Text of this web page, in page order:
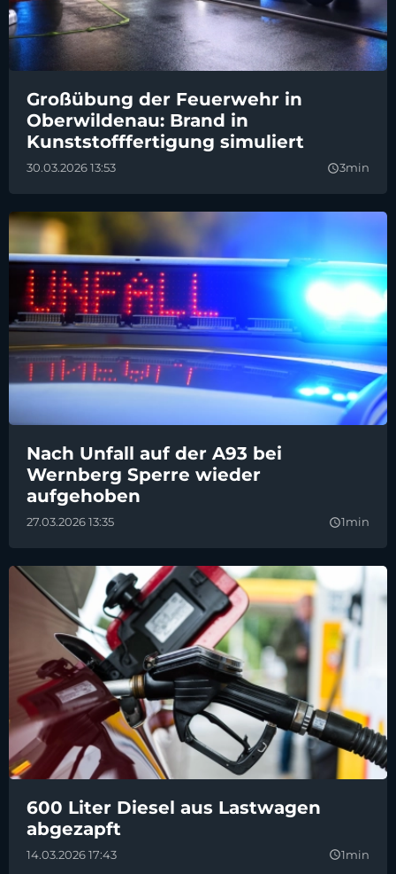
Großübung der Feuerwehr in
Oberwildenau: Brand in
Kunststofffertigung simuliert
30.03.2026 13:53 query_builder3min
Nach Unfall auf der A93 bei
Wernberg Sperre wieder
aufgehoben
27.03.2026 13:35 query_builder1min
600 Liter Diesel aus Lastwagen
abgezapft
14.03.2026 17:43 query_builder1min